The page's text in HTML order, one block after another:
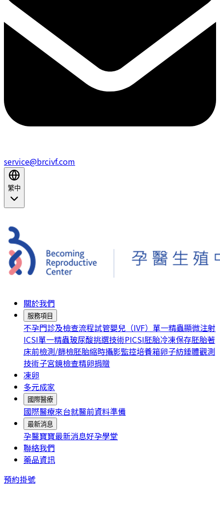
service@brcivf.com
繁中
關於我們
服務項目
不孕門診及檢查流程試管嬰兒（IVF） 單一精蟲顯微注射
ICSI單一精蟲玻尿酸挑選技術PICSI胚胎冷凍保存胚胎著
床前檢測/篩檢胚胎縮時攝影監控培養箱卵子紡錘體觀測
技術子宮鏡檢查精卵捐贈
凍卵
多元成家
國際醫療
國際醫療來台就醫前資料準備
最新消息
孕醫寶寶最新消息好孕學堂
聯絡我們
藥品資訊
預約掛號